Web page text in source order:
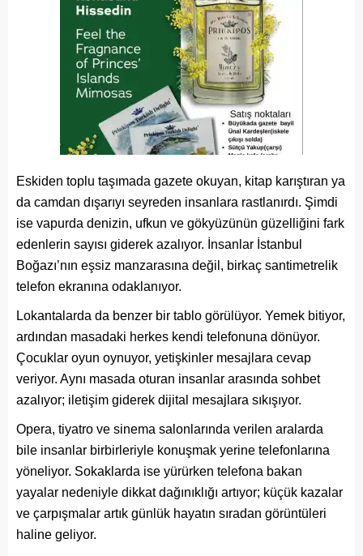
Eskiden toplu taşımada gazete okuyan, kitap karıştıran ya
da camdan dışarıyı seyreden insanlara rastlanırdı. Şimdi
ise vapurda denizin, ufkun ve gökyüzünün güzelliğini fark
edenlerin sayısı giderek azalıyor. İnsanlar İstanbul
Boğazı’nın eşsiz manzarasına değil, birkaç santimetrelik
telefon ekranına odaklanıyor.
Lokantalarda da benzer bir tablo görülüyor. Yemek bitiyor,
ardından masadaki herkes kendi telefonuna dönüyor.
Çocuklar oyun oynuyor, yetişkinler mesajlara cevap
veriyor. Aynı masada oturan insanlar arasında sohbet
azalıyor; iletişim giderek dijital mesajlara sıkışıyor.
Opera, tiyatro ve sinema salonlarında verilen aralarda
bile insanlar birbirleriyle konuşmak yerine telefonlarına
yöneliyor. Sokaklarda ise yürürken telefona bakan
yayalar nedeniyle dikkat dağınıklığı artıyor; küçük kazalar
ve çarpışmalar artık günlük hayatın sıradan görüntüleri
haline geliyor.